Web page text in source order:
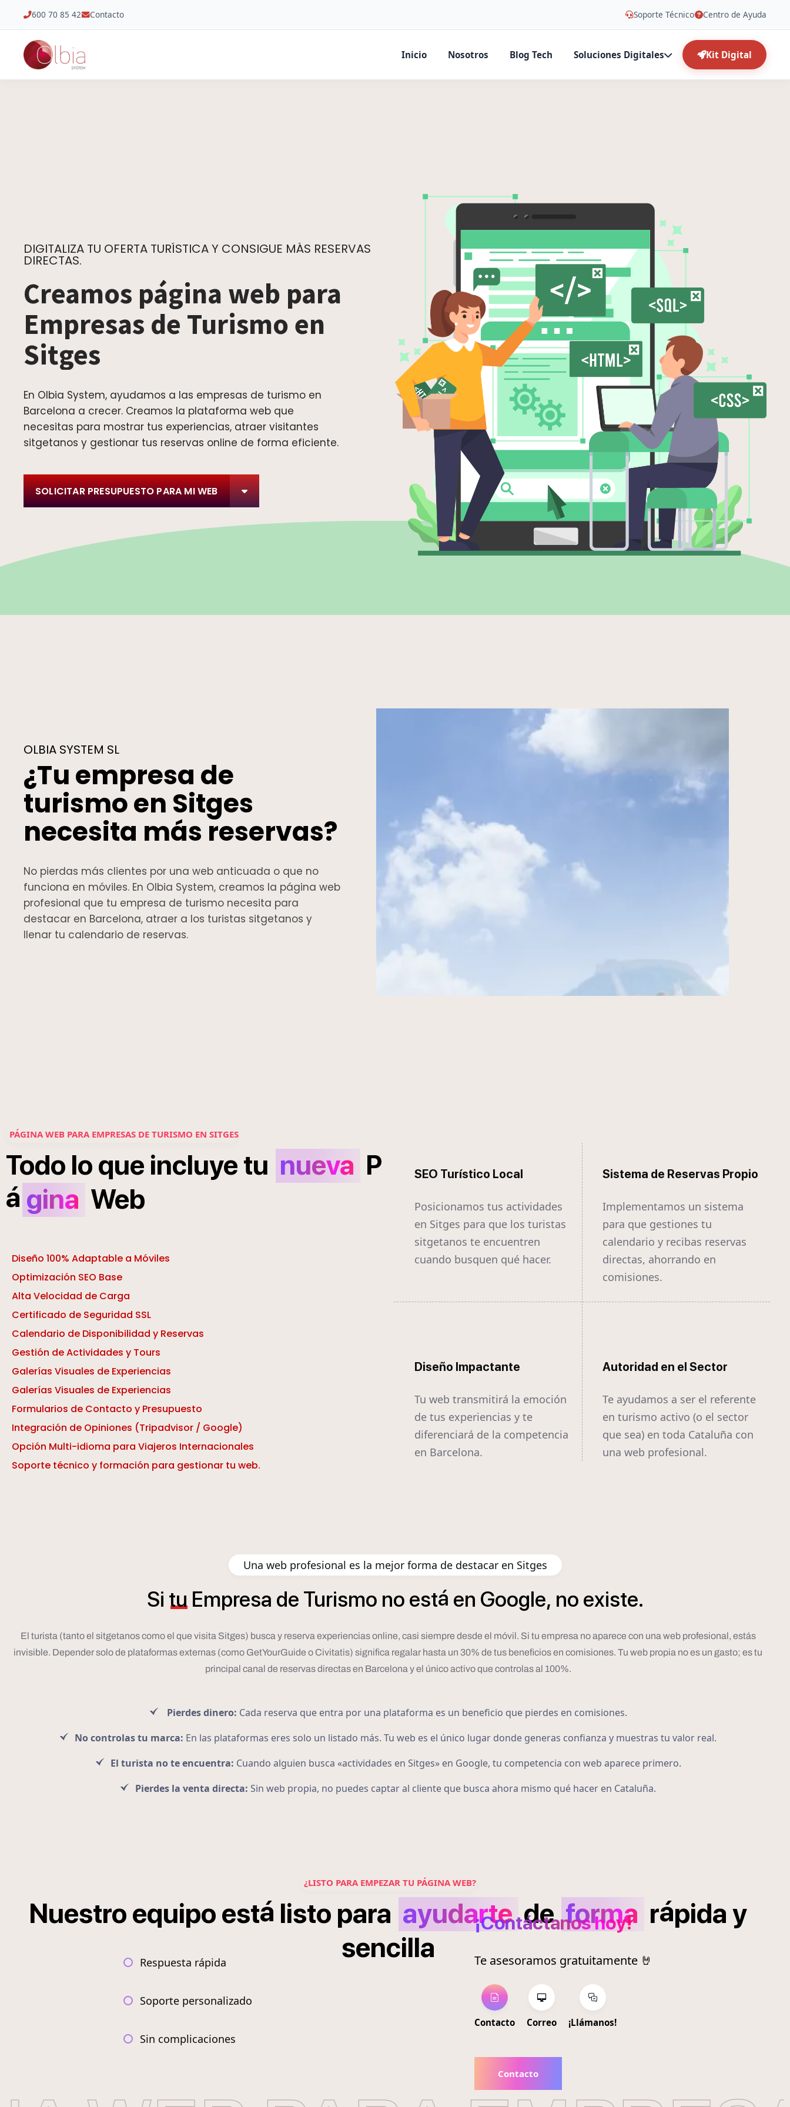
600 70 85 42 Contacto Soporte Técnico Centro de Ayuda
Inicio Nosotros Blog Tech Soluciones Digitales Kit Digital
DIGITALIZA TU OFERTA TURÍSTICA Y CONSIGUE MÁS RESERVAS
DIRECTAS.
Creamos página web para
Empresas de Turismo en
Sitges
En Olbia System, ayudamos a las empresas de turismo en
Barcelona a crecer. Creamos la plataforma web que
necesitas para mostrar tus experiencias, atraer visitantes
sitgetanos y gestionar tus reservas online de forma eficiente.
SOLICITAR PRESUPUESTO PARA MI WEB
OLBIA SYSTEM SL
¿Tu empresa de
turismo en Sitges
necesita más reservas?
No pierdas más clientes por una web anticuada o que no
funciona en móviles. En Olbia System, creamos la página web
profesional que tu empresa de turismo necesita para
destacar en Barcelona, atraer a los turistas sitgetanos y
llenar tu calendario de reservas.
PÁGINA WEB PARA EMPRESAS DE TURISMO EN SITGES
Todo lo que incluye tu nueva P
á gina Web
Diseño 100% Adaptable a Móviles
Optimización SEO Base
Alta Velocidad de Carga
Certificado de Seguridad SSL
Calendario de Disponibilidad y Reservas
Gestión de Actividades y Tours
Galerías Visuales de Experiencias
Galerías Visuales de Experiencias
Formularios de Contacto y Presupuesto
Integración de Opiniones (Tripadvisor / Google)
Opción Multi-idioma para Viajeros Internacionales
Soporte técnico y formación para gestionar tu web.
SEO Turístico Local
Posicionamos tus actividades
en Sitges para que los turistas
sitgetanos te encuentren
cuando busquen qué hacer.
Sistema de Reservas Propio
Implementamos un sistema
para que gestiones tu
calendario y recibas reservas
directas, ahorrando en
comisiones.
Diseño Impactante
Tu web transmitirá la emoción
de tus experiencias y te
diferenciará de la competencia
en Barcelona.
Autoridad en el Sector
Te ayudamos a ser el referente
en turismo activo (o el sector
que sea) en toda Cataluña con
una web profesional.
Una web profesional es la mejor forma de destacar en Sitges
Si tu Empresa de Turismo no está en Google, no existe.
El turista (tanto el sitgetanos como el que visita Sitges) busca y reserva experiencias online, casi siempre desde el móvil. Si tu empresa no aparece con una web profesional, estás
invisible. Depender solo de plataformas externas (como GetYourGuide o Civitatis) significa regalar hasta un 30% de tus beneficios en comisiones. Tu web propia no es un gasto; es tu
principal canal de reservas directas en Barcelona y el único activo que controlas al 100%.
Pierdes dinero: Cada reserva que entra por una plataforma es un beneficio que pierdes en comisiones.
No controlas tu marca: En las plataformas eres solo un listado más. Tu web es el único lugar donde generas confianza y muestras tu valor real.
El turista no te encuentra: Cuando alguien busca «actividades en Sitges» en Google, tu competencia con web aparece primero.
Pierdes la venta directa: Sin web propia, no puedes captar al cliente que busca ahora mismo qué hacer en Cataluña.
¿LISTO PARA EMPEZAR TU PÁGINA WEB?
Nuestro equipo está listo para ayudarte de forma rápida y
sencilla
Respuesta rápida
Soporte personalizado
Sin complicaciones
¡Contáctanos hoy!
Te asesoramos gratuitamente 🤘
Contacto Correo ¡Llámanos!
Contacto